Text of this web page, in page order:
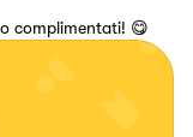
complimentati! 😋